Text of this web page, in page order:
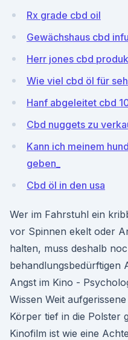
Rx grade cbd oil
Gewächshaus cbd
Herr jones cbd
Wie viel cbd öl für
Hanf abgeleitet cbd
Cbd nuggets zu
Kann ich meinem
geben_
Cbd öl in den usa
Wer im Fahrstuhl ein
vor Spinnen ekelt oder
halten, muss deshalb
behandlungsbedürftigen
Angst im Kino -
Wissen Weit
Körper tief in die Polster
Kinofilm ist wie eine